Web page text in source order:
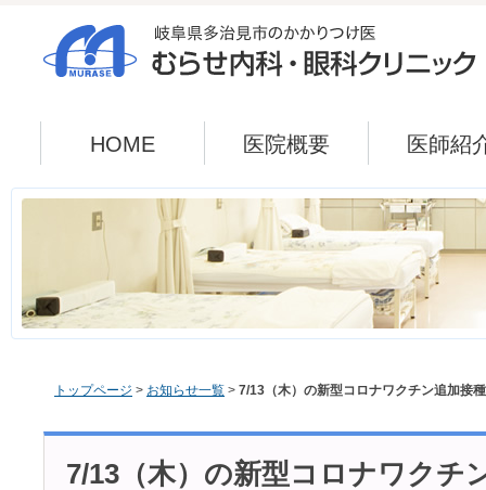
HOME 医院概要 医師紹
トップページ > お知らせ一覧 > 7/13（木）の新型コロナワクチン追加接
7/13（木）の新型コロナワクチ